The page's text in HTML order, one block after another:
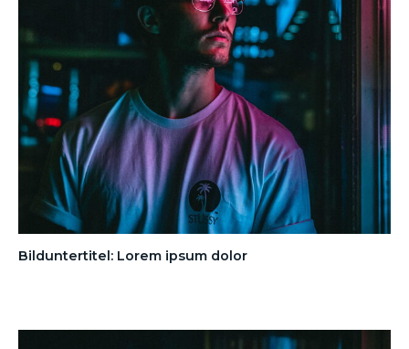
Bilduntertitel: Lorem ipsum dolor